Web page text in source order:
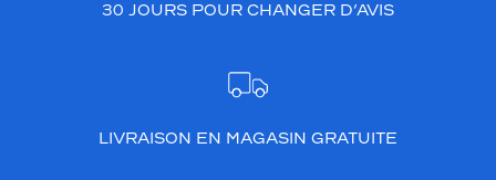
30 JOURS POUR CHANGER D’AVIS
LIVRAISON EN MAGASIN GRATUITE